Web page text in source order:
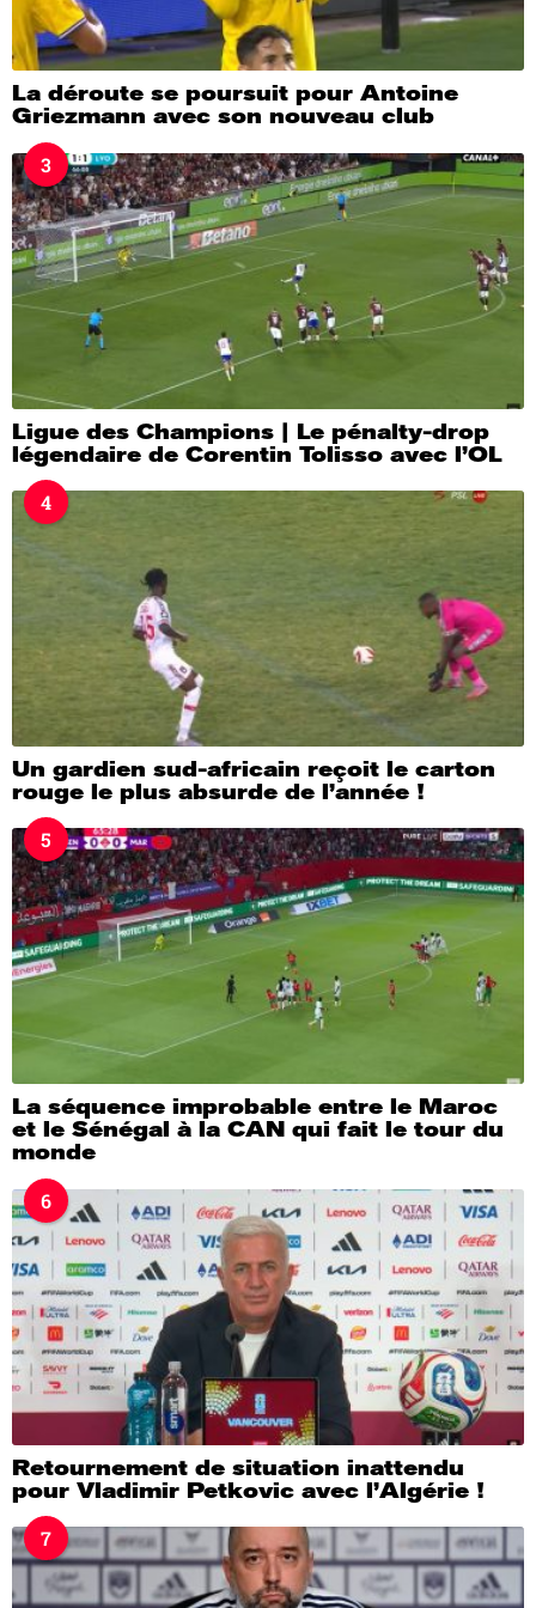
La déroute se poursuit pour Antoine
Griezmann avec son nouveau club
3
Ligue des Champions | Le pénalty-drop
légendaire de Corentin Tolisso avec l’OL
4
Un gardien sud-africain reçoit le carton
rouge le plus absurde de l’année !
5
La séquence improbable entre le Maroc
et le Sénégal à la CAN qui fait le tour du
monde
6
Retournement de situation inattendu
pour Vladimir Petkovic avec l’Algérie !
7